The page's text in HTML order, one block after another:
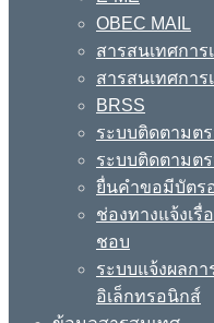
OBEC MAIL
สารสนเทศการ
สารสนเทศการ
BRSS
ระบบติดตามต
ระบบติดตามต
ยื่นคำขอมีบัตร
ช่องทางแจ้งเรื่
ชอบ
ระบบแจ้งผลกา
อิเล็กทรอนิกส์